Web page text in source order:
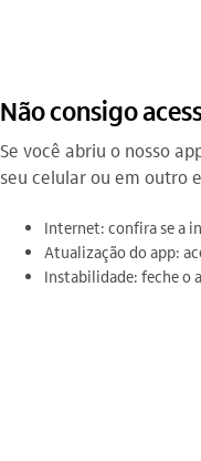
Não consigo
Se você abriu o nosso
seu celular ou em outro
Internet: confira se a
Atualização do app:
Instabilidade: feche o